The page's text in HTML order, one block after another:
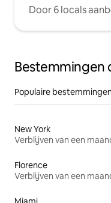
Door 6 locals
Bestemmingen
Populaire
New York
Verblijven van een
Florence
Verblijven van een